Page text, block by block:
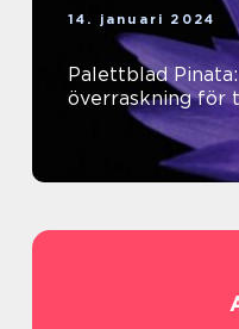
14. januari 2024
Palettblad
överraskning för